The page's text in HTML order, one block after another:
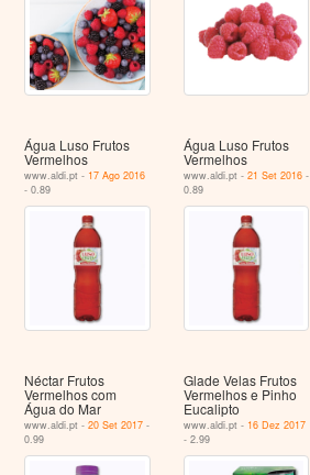
Água Luso Frutos
Vermelhos
www.aldi.pt - 17 Ago 2016
- 0.89
Água Luso Frutos
Vermelhos
www.aldi.pt - 21 Set 2016-
0.89
Néctar Frutos
Vermelhos com
Água do Mar
www.aldi.pt -20 Set 2017 -
0.99
Glade Velas Frutos
Vermelhos e Pinho
Eucalipto
www.aldi.pt - 16 Dez 2017
- 2.99